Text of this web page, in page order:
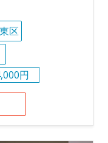
区
円